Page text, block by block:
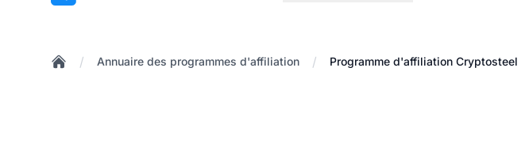
/ Annuaire des programmes d'affiliation / Programme d'affiliation Cryptosteel